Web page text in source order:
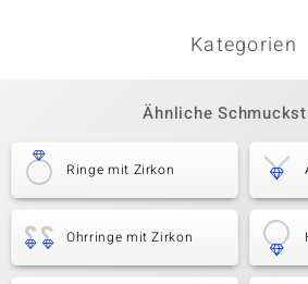
Kategorien
Ähnliche
Ringe mit Zirkon
Ohrringe mit Zirkon